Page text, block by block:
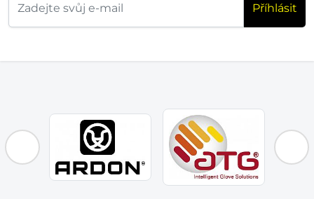
Příhlásit